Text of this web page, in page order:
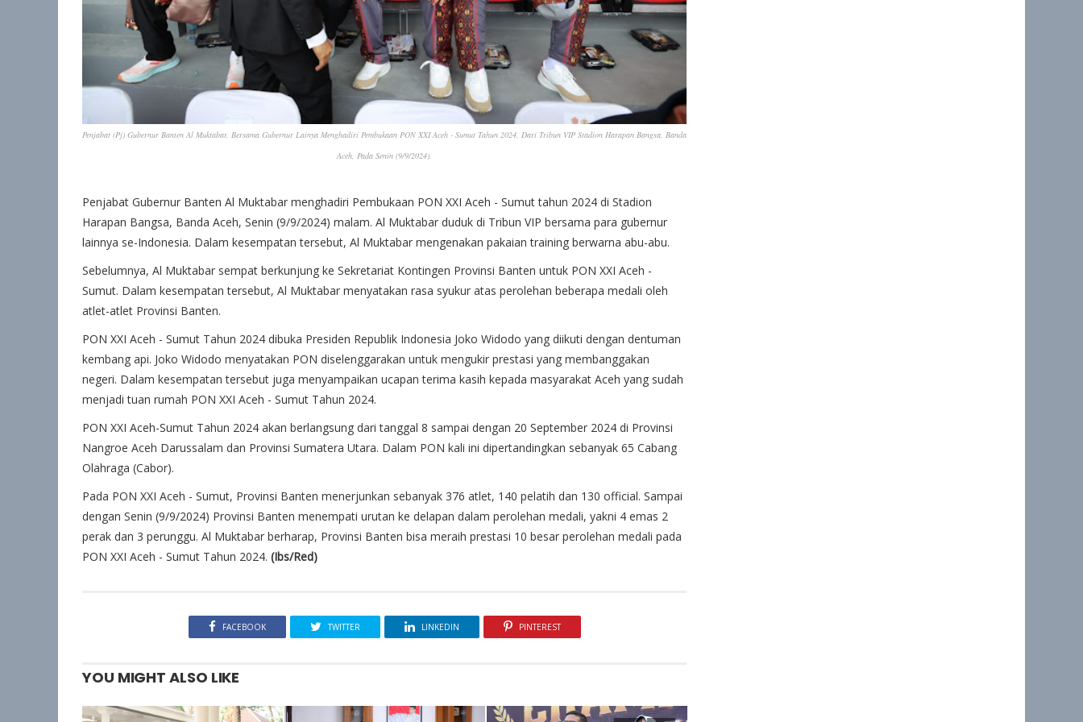
Penjabat (Pj) Gubernur Banten Al Muktabar, Bersama Gubernur Lainya Menghadiri Pembukaan PON XXI Aceh - Sumut Tahun 2024, Dari Tribun VIP Stadion Harapan Bangsa, Banda
Aceh, Pada Senin (9/9/2024).
Penjabat Gubernur Banten Al Muktabar menghadiri Pembukaan PON XXI Aceh - Sumut tahun 2024 di Stadion
Harapan Bangsa, Banda Aceh, Senin (9/9/2024) malam. Al Muktabar duduk di Tribun VIP bersama para gubernur
lainnya se-Indonesia. Dalam kesempatan tersebut, Al Muktabar mengenakan pakaian training berwarna abu-abu.
Sebelumnya, Al Muktabar sempat berkunjung ke Sekretariat Kontingen Provinsi Banten untuk PON XXI Aceh -
Sumut. Dalam kesempatan tersebut, Al Muktabar menyatakan rasa syukur atas perolehan beberapa medali oleh
atlet-atlet Provinsi Banten.
PON XXI Aceh - Sumut Tahun 2024 dibuka Presiden Republik Indonesia Joko Widodo yang diikuti dengan dentuman
kembang api. Joko Widodo menyatakan PON diselenggarakan untuk mengukir prestasi yang membanggakan
negeri. Dalam kesempatan tersebut juga menyampaikan ucapan terima kasih kepada masyarakat Aceh yang sudah
menjadi tuan rumah PON XXI Aceh - Sumut Tahun 2024.
PON XXI Aceh-Sumut Tahun 2024 akan berlangsung dari tanggal 8 sampai dengan 20 September 2024 di Provinsi
Nangroe Aceh Darussalam dan Provinsi Sumatera Utara. Dalam PON kali ini dipertandingkan sebanyak 65 Cabang
Olahraga (Cabor).
Pada PON XXI Aceh - Sumut, Provinsi Banten menerjunkan sebanyak 376 atlet, 140 pelatih dan 130 official. Sampai
dengan Senin (9/9/2024) Provinsi Banten menempati urutan ke delapan dalam perolehan medali, yakni 4 emas 2
perak dan 3 perunggu. Al Muktabar berharap, Provinsi Banten bisa meraih prestasi 10 besar perolehan medali pada
PON XXI Aceh - Sumut Tahun 2024. (Ibs/Red)
FACEBOOK TWITTER LINKEDIN PINTEREST
YOU MIGHT ALSO LIKE